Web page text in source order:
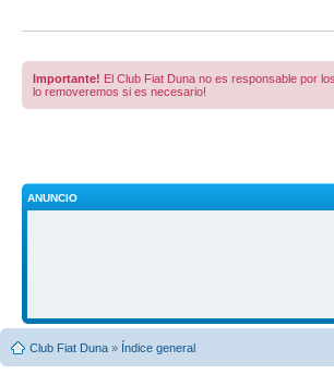
Importante! El Club Fiat Duna no es responsable por
lo removeremos si es necesario!
ANUNCIO
Club Fiat Duna » Índice general